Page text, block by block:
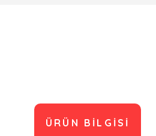
ÜRÜN BILGISI